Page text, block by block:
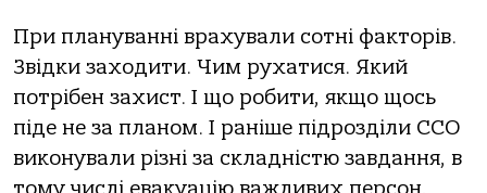
При плануванні врахували сотні факторів.
Звідки заходити. Чим рухатися. Який
потрібен захист. І що робити, якщо щось
піде не за планом. І раніше підрозділи ССО
виконували різні за складністю завдання, в
тому числі евакуацію важливих персон,